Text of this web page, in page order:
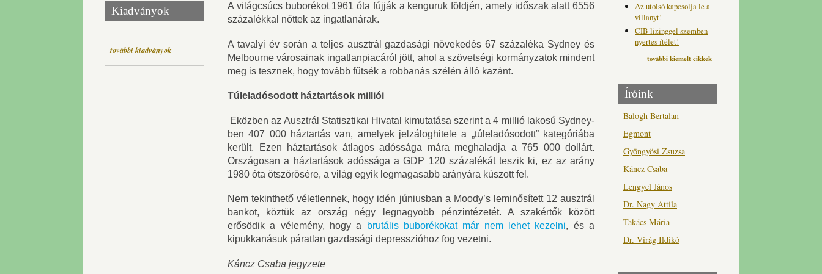
Kiadványok
további kiadványok
A világcsúcs buborékot 1961 óta fújják a kenguruk földjén, amely időszak alatt 6556
százalékkal nőttek az ingatlanárak.
A tavalyi év során a teljes ausztrál gazdasági növekedés 67 százaléka Sydney és
Melbourne városainak ingatlanpiacáról jött, ahol a szövetségi kormányzatok mindent
meg is tesznek, hogy tovább fűtsék a robbanás szélén álló kazánt.
Túleladósodott háztartások milliói
Eközben az Ausztrál Statisztikai Hivatal kimutatása szerint a 4 millió lakosú Sydney-
ben 407 000 háztartás van, amelyek jelzáloghitele a „túleladósodott” kategóriába
került. Ezen háztartások átlagos adóssága mára meghaladja a 765 000 dollárt.
Országosan a háztartások adóssága a GDP 120 százalékát teszik ki, ez az arány
1980 óta ötszörösére, a világ egyik legmagasabb arányára kúszott fel.
Nem tekinthető véletlennek, hogy idén júniusban a Moody’s leminősített 12 ausztrál
bankot, köztük az ország négy legnagyobb pénzintézetét. A szakértők között
erősödik a vélemény, hogy a
brutális buborékokat már nem lehet kezelni, és a
kipukkanásuk páratlan gazdasági depresszióhoz fog vezetni.
Káncz Csaba jegyzete
Az utolsó kapcsolja le a
villanyt!
CIB lizinggel szemben
nyertes ítélet!
további kiemelt cikkek
Íróink
Balogh Bertalan
Egmont
Gyöngyösi Zsuzsa
Káncz Csaba
Lengyel János
Dr. Nagy Attila
Takács Mária
Dr. Virág Ildikó